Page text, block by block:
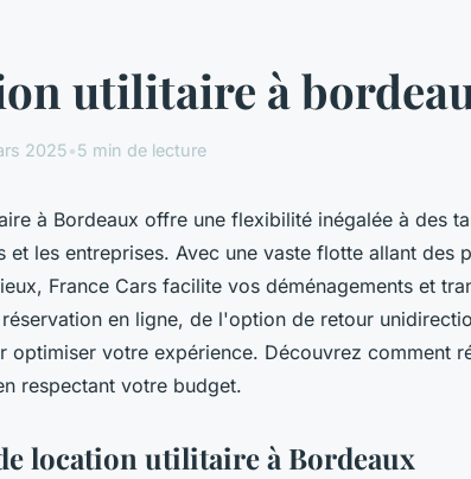
utilitaire à
2025•5 min de lecture
à Bordeaux offre une flexibilité inégalée à des
et les entreprises. Avec une vaste flotte allant des
France Cars facilite vos déménagements et
en ligne, de l'option de retour
optimiser votre expérience. Découvrez comment
respectant votre budget.
location utilitaire à Bordeaux